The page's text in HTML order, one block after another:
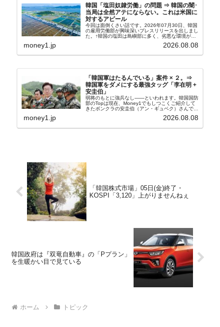
韓国「塩田奴隷労働」の問題 ⇒ 韓国の闇･
当局は全然アテにならない。これは米国に
対するアピール
今回は面倒くさい話です。2026年07月30日、韓国
の雇用労働部が興味深いプレスリリースを出しまし
た。↑韓国の塩田は島嶼部に多く、劣悪な環境が一
たといわれます（後述）。これは、いわゆる「塩田
money1.jp 2026.08.08
「韓国軍はたるんでいる」案件 × ２。⇒
韓国軍をダメにする最強タッグ「李在明 +
安圭伯」
弱将のもとに強兵なし――といわれます。韓国国防
部のTopは現在、Money1でもしつこくご紹介して
きたボンクラの安圭伯（アン・ギュベク）さんで
さんと「韓国初の文官上がり」の国防部長官安圭伯
money1.jp 2026.08.08
「韓国株式市場」05日(金)終了・
KOSPI「3,120」上がりませんねぇ
韓国政府は『双竜自動車』の「Pプラン」
を生暖かい目で見ている
ホーム トピック